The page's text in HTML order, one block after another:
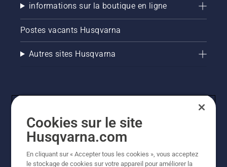
informations sur la boutique en ligne
Postes vacants Husqvarna
Autres sites Husqvarna
© Husqvarna AB (publ). Tous droits réservés. Les prix
Cookies sur le site
Husqvarna.com
En cliquant sur « Accepter tous les cookies », vous acceptez
le stockage de cookies sur votre appareil pour améliorer la